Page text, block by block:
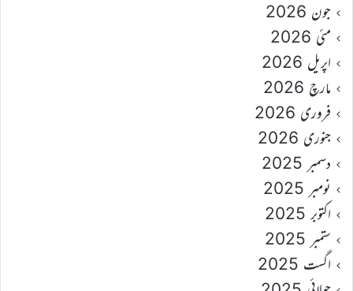
جون 2026
مئی 2026
اپریل 2026
مارچ 2026
فروری 2026
جنوری 2026
دسمبر 2025
نومبر 2025
اکتوبر 2025
ستمبر 2025
اگست 2025